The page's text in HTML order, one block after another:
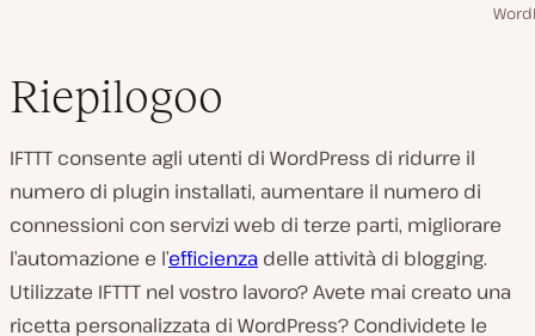
Riepilogoo
IFTTT consente agli utenti di WordPress di ridurre il
numero di plugin installati, aumentare il numero di
connessioni con servizi web di terze parti, migliorare
l’automazione e l’efficienza delle attività di blogging.
Utilizzate IFTTT nel vostro lavoro? Avete mai creato una
ricetta personalizzata di WordPress? Condividete le